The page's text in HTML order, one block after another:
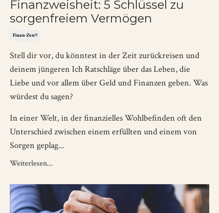
Finanzweisheit: 5 Schlüssel zu
sorgenfreiem Vermögen
Finan-Zen®
Stell dir vor, du könntest in der Zeit zurückreisen und
deinem jüngeren Ich Ratschläge über das Leben, die
Liebe und vor allem über Geld und Finanzen geben. Was
würdest du sagen?
In einer Welt, in der finanzielles Wohlbefinden oft den
Unterschied zwischen einem erfüllten und einem von
Sorgen geplag...
Weiterlesen...